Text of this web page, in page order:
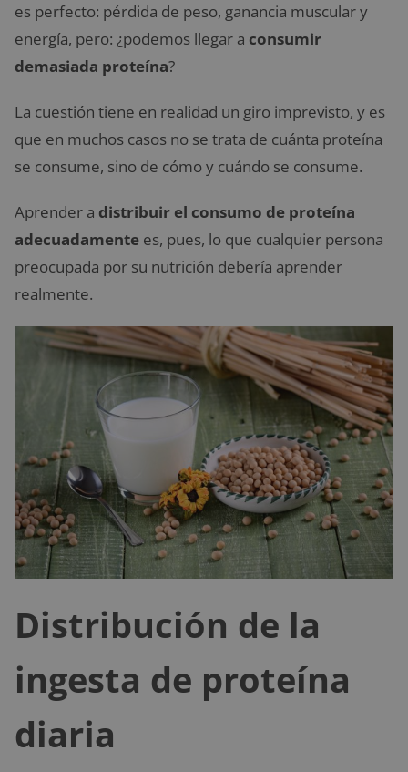
es perfecto: pérdida de peso, ganancia muscular y
energía, pero: ¿podemos llegar a consumir
demasiada proteína?
La cuestión tiene en realidad un giro imprevisto, y es
que en muchos casos no se trata de cuánta proteína
se consume, sino de cómo y cuándo se consume.
Aprender a distribuir el consumo de proteína
adecuadamente es, pues, lo que cualquier persona
preocupada por su nutrición debería aprender
realmente.
Distribución de la
ingesta de proteína
diaria